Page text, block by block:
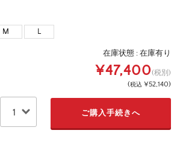
M L
在庫状態 : 在庫有り
¥47,400(税別)
(税込 ¥52,140)